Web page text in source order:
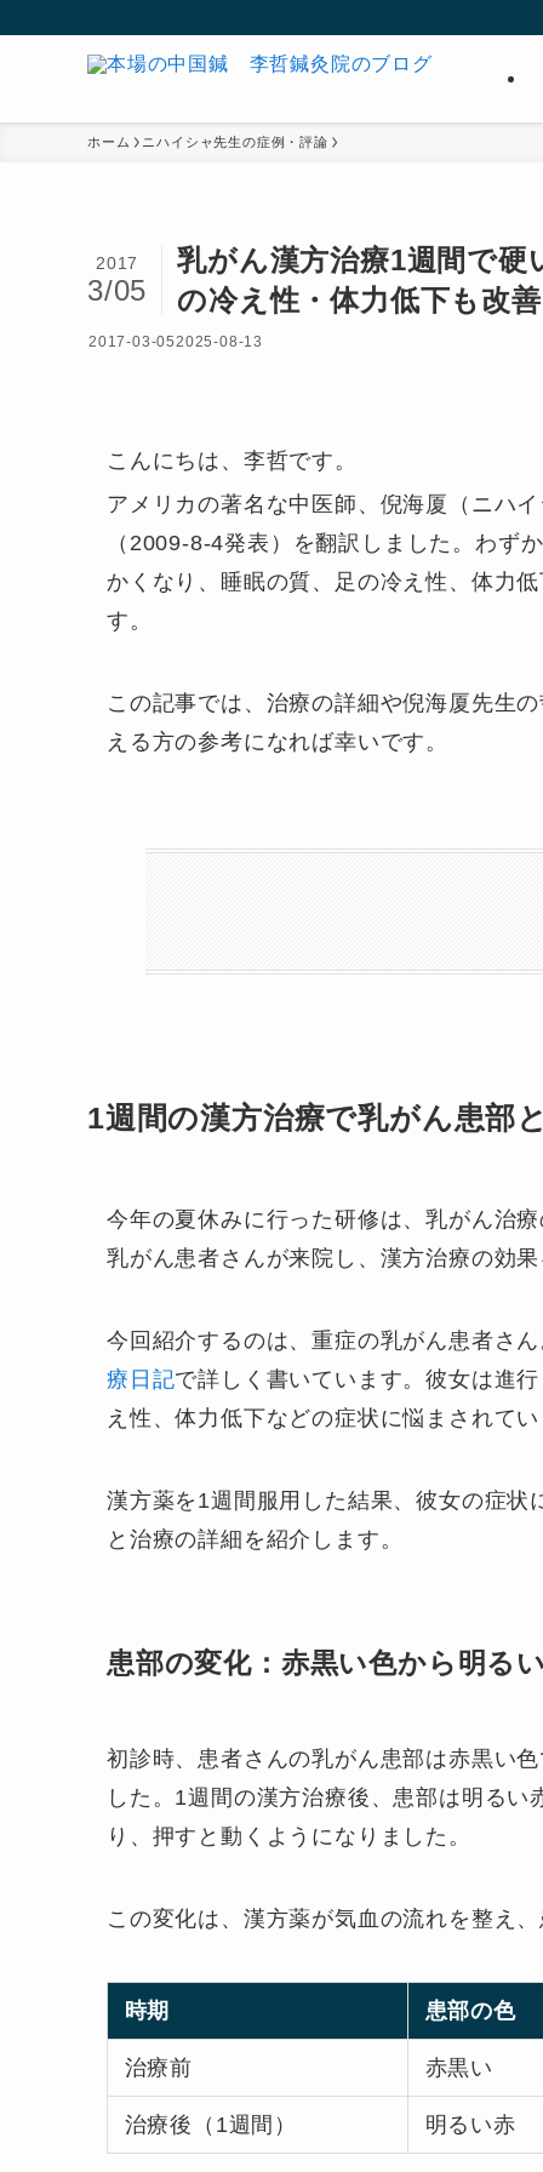
ホーム ニハイシャ先生の症例・評論
乳がん漢方治療1週間で
の冷え性・体力低下も改
2017
3/05
2017-03-052025-08-13
こんにちは、李哲です。
アメリカの著名な中医師、倪海厦（ニハ
（2009-8-4発表）を翻訳しました。わず
かくなり、睡眠の質、足の冷え性、体力
す。
この記事では、治療の詳細や倪海厦先生
える方の参考になれば幸いです。
1週間の漢方治療で乳がん患部
今年の夏休みに行った研修は、乳がん治
乳がん患者さんが来院し、漢方治療の効
今回紹介するのは、重症の乳がん患者さ
療日記で詳しく書いています。彼女は進
え性、体力低下などの症状に悩まされて
漢方薬を1週間服用した結果、彼女の症
と治療の詳細を紹介します。
患部の変化：赤黒い色から明る
初診時、患者さんの乳がん患部は赤黒い
した。1週間の漢方治療後、患部は明る
り、押すと動くようになりました。
この変化は、漢方薬が気血の流れを整え
時期 患部の色
治療前 赤黒い
治療後（1週間） 明るい赤